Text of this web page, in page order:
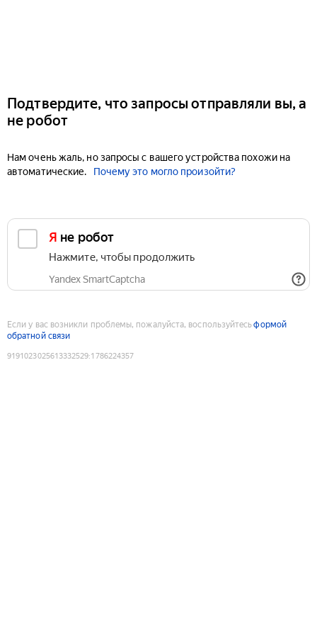
Подтвердите, что запросы отправляли вы, а
не робот
Нам очень жаль, но запросы с вашего устройства похожи на
автоматические.
Почему это могло произойти?
Я не робот
Нажмите, чтобы продолжить
Yandex SmartCaptcha
Если у вас возникли проблемы, пожалуйста, воспользуйтесьформой
обратной связи
9191023025613332529:1786224357